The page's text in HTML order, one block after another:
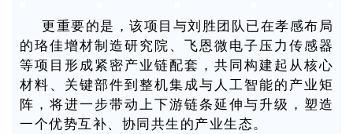
更重要的是，该项目与刘胜团队已在孝感布局
的珞佳增材制造研究院、飞恩微电子压力传感器
等项目形成紧密产业链配套，共同构建起从核心
材料、关键部件到整机集成与人工智能的产业矩
阵，将进一步带动上下游链条延伸与升级，塑造
一个优势互补、协同共生的产业生态。